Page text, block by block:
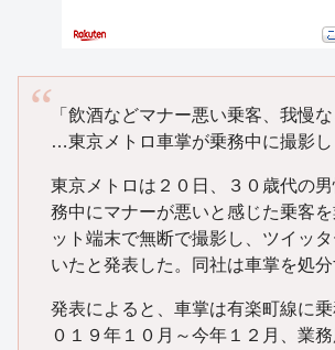
「飲酒などマナー悪い乗客、我慢な
…東京メトロ車掌が乗務中に撮影
東京メトロは２０日、３０歳代の
務中にマナーが悪いと感じた乗客
ット端末で無断で撮影し、ツイッ
いたと発表した。同社は車掌を処分
発表によると、車掌は有楽町線に乗
０１９年１０月～今年１２月、業